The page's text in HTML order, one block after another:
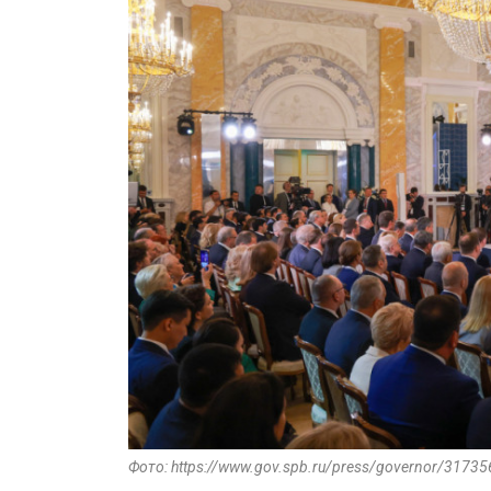
Фото: https://www.gov.spb.ru/press/governor/